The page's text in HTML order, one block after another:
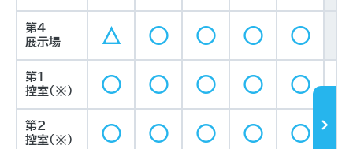
第4
展示場
第1
控室（※）
第2
控室（※）
△ ○ ○ ○ ○
○ ○ ○ ○ ○
○ ○ ○ ○ ○